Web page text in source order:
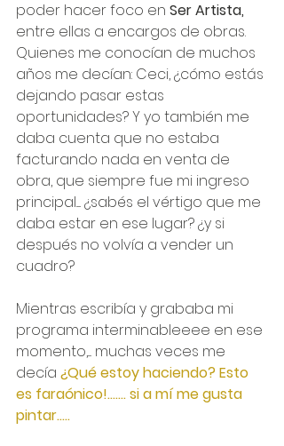
poder hacer foco en Ser Artista,
entre ellas a encargos de obras.
Quienes me conocían de muchos
años me decían: Ceci, ¿cómo estás
dejando pasar estas
oportunidades? Y yo también me
daba cuenta que no estaba
facturando nada en venta de
obra, que siempre fue mi ingreso
principal..... ¿sabés el vértigo que me
daba estar en ese lugar? ¿y si
después no volvía a vender un
cuadro?
Mientras escribía y grababa mi
programa interminableeee en ese
momento,.... muchas veces me
decía ¿Qué estoy haciendo? Esto
es faraónico!....... si a mí me gusta
pintar.....